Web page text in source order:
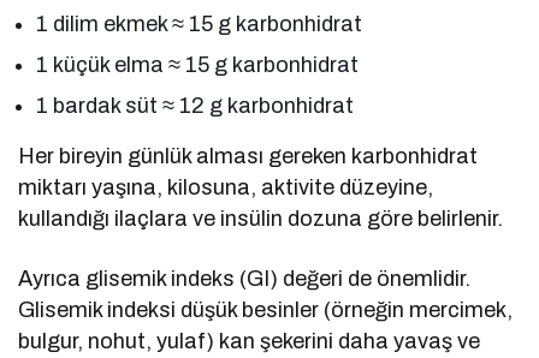
1 dilim ekmek ≈ 15 g karbonhidrat
1 küçük elma ≈ 15 g karbonhidrat
1 bardak süt ≈ 12 g karbonhidrat
Her bireyin günlük alması gereken karbonhidrat
miktarı yaşına, kilosuna, aktivite düzeyine,
kullandığı ilaçlara ve insülin dozuna göre belirlenir.
Ayrıca glisemik indeks (GI) değeri de önemlidir.
Glisemik indeksi düşük besinler (örneğin mercimek,
bulgur, nohut, yulaf) kan şekerini daha yavaş ve